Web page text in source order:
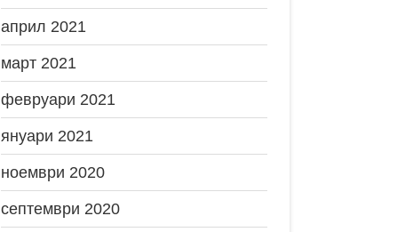
април 2021
март 2021
февруари 2021
януари 2021
ноември 2020
септември 2020